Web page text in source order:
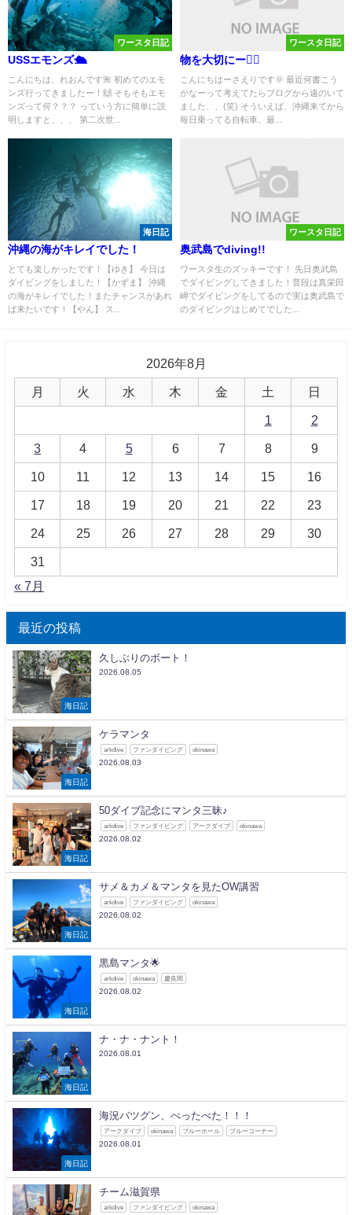
ワースタ日記
USSエモンズ🛳️
こんにちは、れおんです🌺 初めてのエモ
ンズ行ってきましたー！🙌 そもそもエモ
ンズって何？？？ っていう方に簡単に説
明しますと、、、 第二次世...
ワースタ日記
物を大切にー✌🏽
こんにちはーさえりです🌞 最近何書こう
かなーって考えてたらブログから遠のいて
ました、、(笑) そういえば、沖縄来てから
毎日乗ってる自転車、最...
海日記
沖縄の海がキレイでした！
とても楽しかったです！【ゆき】 今日は
ダイビングをしました！【かずま】 沖縄
の海がキレイでした！またチャンスがあれ
ば来たいです！【やん】 ス...
ワースタ日記
奥武島でdiving!!
ワースタ生のズッキーです！ 先日奥武島
でダイビングしてきました！普段は真栄田
岬でダイビングをしてるので実は奥武島で
のダイビングはじめてでした...
2026年8月
月 火 水 木 金 土 日
1 2
3 4 5 6 7 8 9
10 11 12 13 14 15 16
17 18 19 20 21 22 23
24 25 26 27 28 29 30
31
« 7月
最近の投稿
海日記
久しぶりのボート！
2026.08.05
海日記
ケラマンタ
arkdive ファンダイビング okinawa
2026.08.03
海日記
50ダイブ記念にマンタ三昧♪
arkdive ファンダイビング アークダイブ okinawa
2026.08.02
海日記
サメ＆カメ＆マンタを見たOW講習
arkdive ファンダイビング okinawa
2026.08.02
海日記
黒島マンタ🌟
arkdive okinawa 慶良間
2026.08.02
海日記
ナ・ナ・ナント！
2026.08.01
海日記
海況バツグン、べったべた！！！
アークダイブ okinawa ブルーホール ブルーコーナー
2026.08.01
チーム滋賀県
arkdive ファンダイビング okinawa